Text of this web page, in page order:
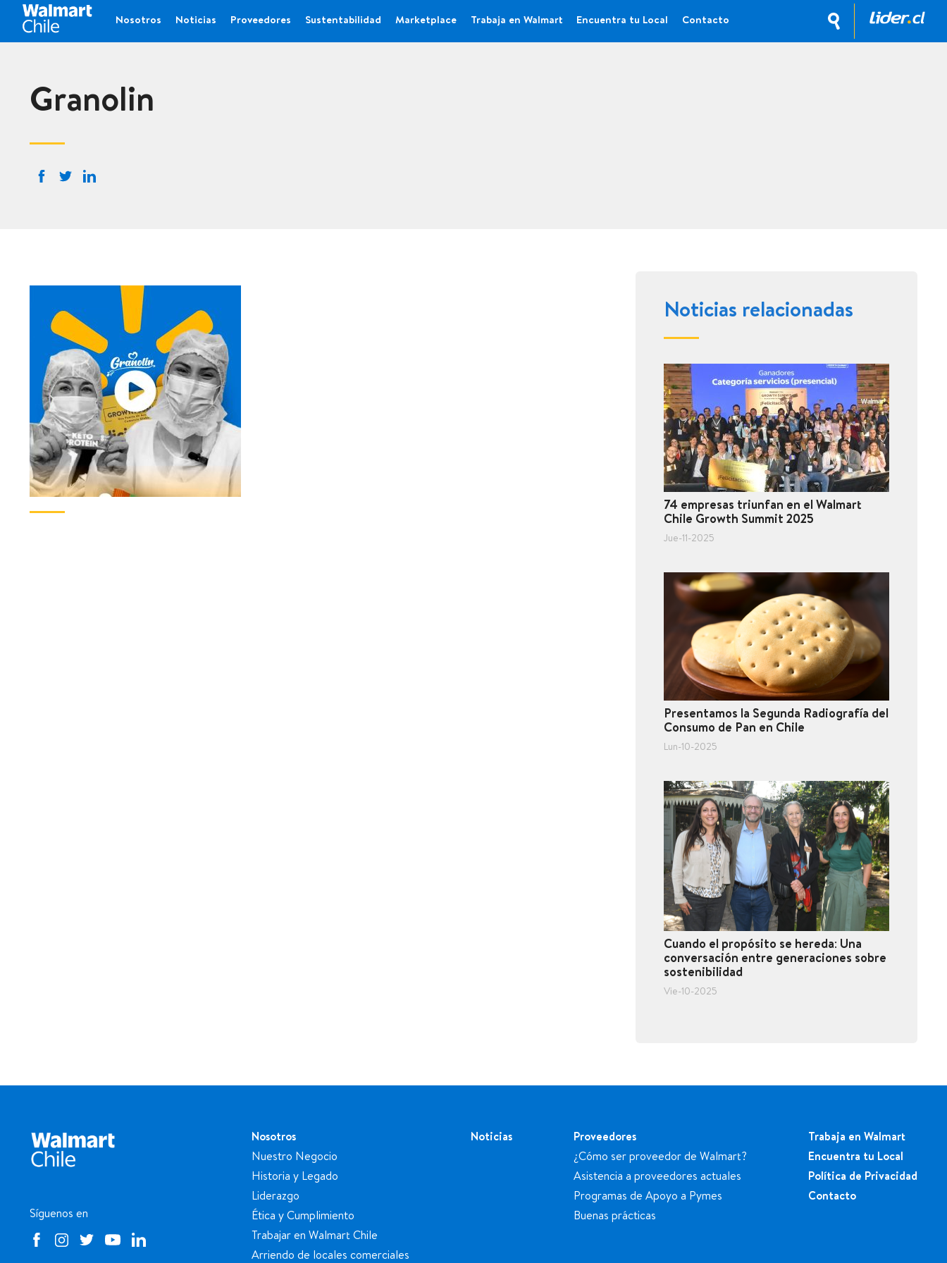
Nosotros Noticias Proveedores Sustentabilidad Marketplace Trabaja en Walmart Encuentra tu Local Contacto
Granolin
Noticias relacionadas
74 empresas triunfan en el Walmart
Chile Growth Summit 2025
Jue-11-2025
Presentamos la Segunda Radiografía del
Consumo de Pan en Chile
Lun-10-2025
Cuando el propósito se hereda: Una
conversación entre generaciones sobre
sostenibilidad
Vie-10-2025
Síguenos en
Nosotros
Nuestro Negocio
Historia y Legado
Liderazgo
Ética y Cumplimiento
Trabajar en Walmart Chile
Arriendo de locales comerciales
Noticias
Proveedores
¿Cómo ser proveedor de Walmart?
Asistencia a proveedores actuales
Programas de Apoyo a Pymes
Buenas prácticas
Trabaja en Walmart
Encuentra tu Local
Política de Privacidad
Contacto